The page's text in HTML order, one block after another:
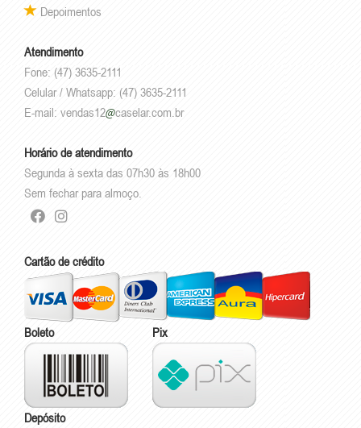
Depoimentos
Atendimento
Fone: (47) 3635-2111
Celular / Whatsapp: (47) 3635-2111
E-mail: vendas12 caselar.com.br
Horário de atendimento
Segunda à sexta das 07h30 às 18h00
Sem fechar para almoço.
Cartão de crédito
Boleto Pix
Depósito